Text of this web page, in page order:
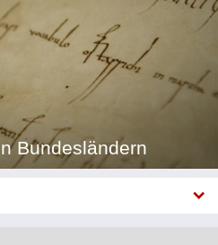
Bundesländern